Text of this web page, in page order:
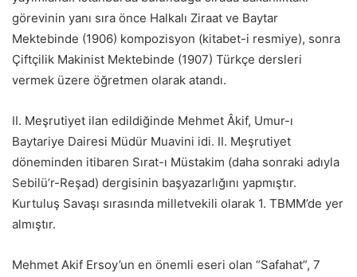
görevinin yanı sıra önce Halkalı Ziraat ve Baytar
Mektebinde (1906) kompozisyon (kitabet-i resmiye), sonra
Çiftçilik Makinist Mektebinde (1907) Türkçe dersleri
vermek üzere öğretmen olarak atandı.
II. Meşrutiyet ilan edildiğinde Mehmet Âkif, Umur-ı
Baytariye Dairesi Müdür Muavini idi. II. Meşrutiyet
döneminden itibaren Sırat-ı Müstakim (daha sonraki adıyla
Sebilü’r-Reşad) dergisinin başyazarlığını yapmıştır.
Kurtuluş Savaşı sırasında milletvekili olarak 1. TBMM’de yer
almıştır.
Mehmet Akif Ersoy’un en önemli eseri olan “Safahat”, 7